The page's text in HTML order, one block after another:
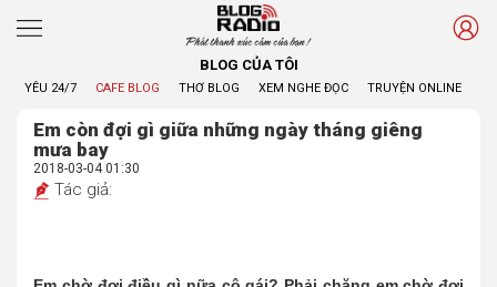
Phát thanh xúc cảm của bạn !
BLOG CỦA TÔI
YÊU 24/7 CAFE BLOG THƠ BLOG XEM NGHE ĐỌC TRUYỆN ONLINE
Em còn đợi gì giữa những ngày tháng giêng
mưa bay
2018-03-04 01:30
Tác giả: